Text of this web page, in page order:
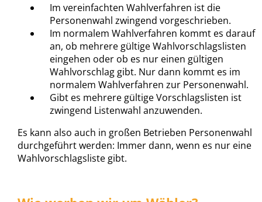
Im vereinfachten Wahlverfahren ist die
Personenwahl zwingend vorgeschrieben.
Im normalem Wahlverfahren kommt es darauf
an, ob mehrere gültige Wahlvorschlagslisten
eingehen oder ob es nur einen gültigen
Wahlvorschlag gibt. Nur dann kommt es im
normalem Wahlverfahren zur Personenwahl.
Gibt es mehrere gültige Vorschlagslisten ist
zwingend Listenwahl anzuwenden.
Es kann also auch in großen Betrieben Personenwahl
durchgeführt werden: Immer dann, wenn es nur eine
Wahlvorschlagsliste gibt.